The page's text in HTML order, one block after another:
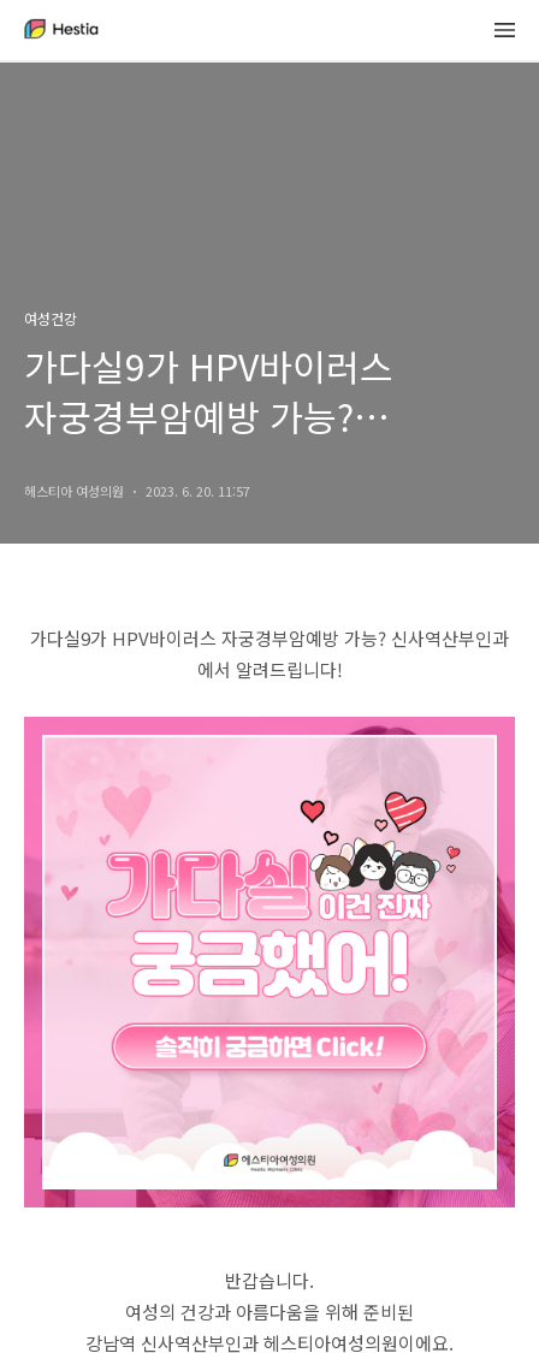
여성건강
가다실9가 HPV바이러스
자궁경부암예방 가능?
헤스티아 여성의원 2023. 6. 20. 11:57
가다실9가 HPV바이러스 자궁경부암예방 가능? 신사역산부인과
에서 알려드립니다!
반갑습니다.
여성의 건강과 아름다움을 위해 준비된
강남역 신사역산부인과 헤스티아여성의원이에요.